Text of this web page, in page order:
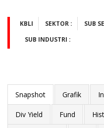
KBLI SEKTOR : SUB
SUB INDUSTRI :
Snapshot Grafik
Div Yield Fund